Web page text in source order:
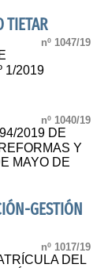
TIETAR
nº 1047/19
1/2019
nº 1040/19
2019 DE
Y
MAYO DE
GESTIÓN
nº 1017/19
DEL